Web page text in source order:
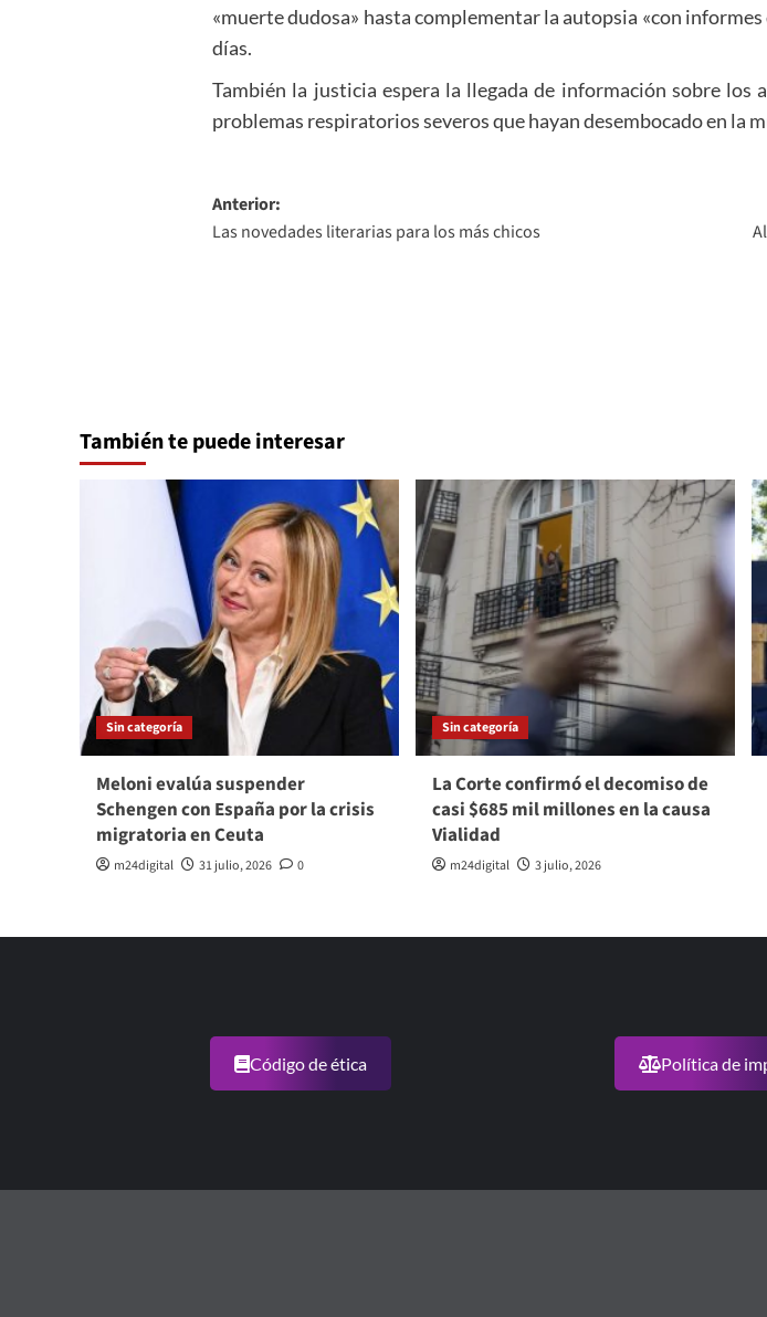
«muerte dudosa» hasta complementar la autopsia «con
días.
También la justicia espera la llegada de información sobre los
problemas respiratorios severos que hayan desembocado en la
Navegación
de
Anterior:
Las novedades literarias para los más chicos
También te puede interesar
Sin categoría
Meloni evalúa suspender
Schengen con España por la crisis
migratoria en Ceuta
m24digital 31 julio, 2026 0
Sin categoría
La Corte confirmó el decomiso de
casi $685 mil millones en la causa
Vialidad
m24digital 3 julio, 2026
Código de ética Política de